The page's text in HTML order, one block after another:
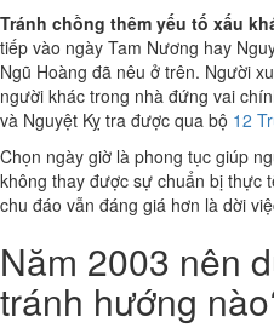
Tránh chồng thêm yếu tố xấu
tiếp vào ngày Tam Nương hay
Ngũ Hoàng đã nêu ở trên. Người
người khác trong nhà đứng vai
và Nguyệt Kỵ tra được qua bộ 12
Chọn ngày giờ là phong tục giúp
không thay được sự chuẩn bị thực
chu đáo vẫn đáng giá hơn là dời
Năm 2003 nên
tránh hướng